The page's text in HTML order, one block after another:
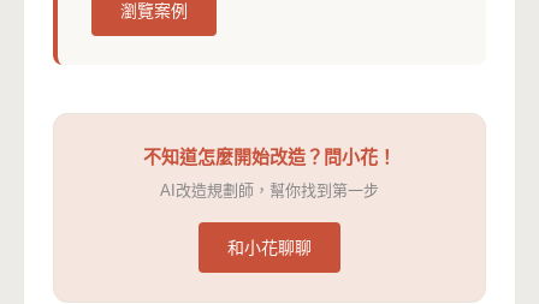
瀏覽案例
不知道怎麼開始改造？問小花！
AI改造規劃師，幫你找到第一步
和小花聊聊